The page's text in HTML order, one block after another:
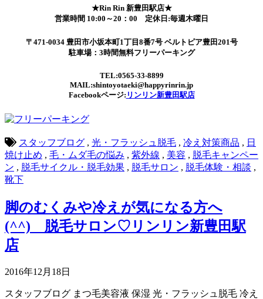
★Rin Rin 新豊田駅店★
営業時間 10:00～20：00 定休日:毎週木曜日
〒471-0034 豊田市小坂本町1丁目8番7号 ベルトピア豊田201号
駐車場：3時間無料フリーパーキング
TEL:0565-33-8899
MAIL:shintoyotaeki@happyrinrin.jp
Facebookページ: リンリン新豊田駅店
スタッフブログ , 光・フラッシュ脱毛 , 冷え対策商品 , 日
焼け止め , 毛・ムダ毛の悩み , 紫外線 , 美容 , 脱毛キャンペー
ン , 脱毛サイクル・脱毛効果 , 脱毛サロン , 脱毛体験・相談 ,
靴下
脚のむくみや冷えが気になる方へ
(^^) 脱毛サロン♡リンリン新豊田駅
店
2016年12月18日
スタッフブログ まつ毛美容液 保湿 光・フラッシュ脱毛 冷え